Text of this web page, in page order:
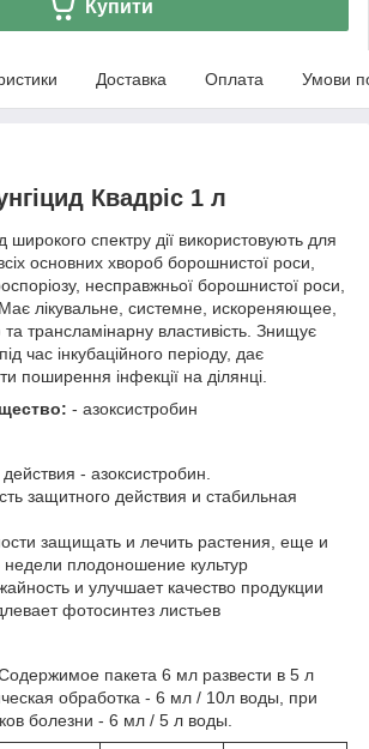
Купити
Доставка Оплата Умови
Квадріс 1 л
широкого спектру дії використовують для
основних хвороб борошнистої роси,
несправжньої борошнистої роси,
Має лікувальне, системне, искореняющее,
трансламінарну властивість. Знищує
час інкубаційного періоду, дає
поширення інфекції на ділянці.
- азоксистробин
- азоксистробин.
защитного действия и стабильная
защищать и лечить растения, еще и
плодоношение культур
и улучшает качество продукции
фотосинтез листьев
пакета 6 мл развести в 5 л
обработка - 6 мл / 10л воды, при
болезни - 6 мл / 5 л воды.